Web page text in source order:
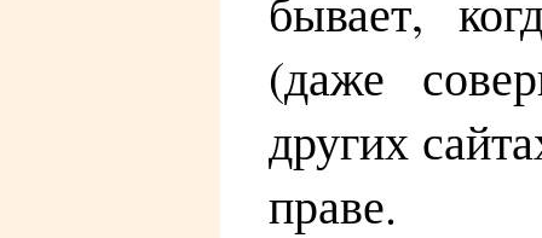
(даже
других
праве.